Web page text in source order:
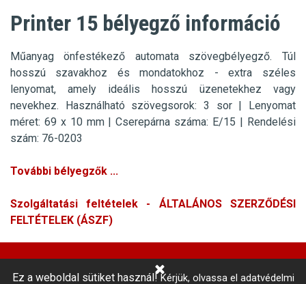
Printer 15 bélyegző információ
Műanyag önfestékező automata szövegbélyegző. Túl
hosszú szavakhoz és mondatokhoz - extra széles
lenyomat, amely ideális hosszú üzenetekhez vagy
nevekhez. Használható szövegsorok: 3 sor | Lenyomat
méret: 69 x 10 mm |Cserepárna száma: E/15 | Rendelési
szám: 76-0203
További bélyegzők ...
Szolgáltatási feltételek - ÁLTALÁNOS SZERZŐDÉSI
FELTÉTELEK (ÁSZF)
Ez a weboldal sütiket használ!Kérjük, olvassa el adatvédelmi